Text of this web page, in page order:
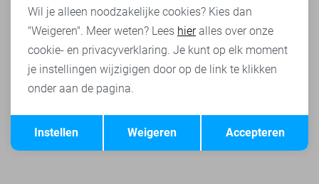
Terug Opslaan
Wil je alleen noodzakelijke cookies? Kies dan
"Weigeren". Meer weten? Lees hieralles over onze
cookie- en privacyverklaring. Je kunt op elk moment
je instellingen wijzigigen door op de link te klikken
onder aan de pagina.
Accepteren
Weigeren
Instellen